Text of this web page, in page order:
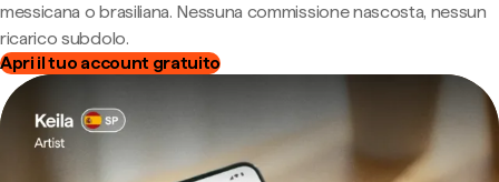
messicana o brasiliana. Nessuna commissione nascosta, nessun
ricarico subdolo.
Apri il tuo account gratuito